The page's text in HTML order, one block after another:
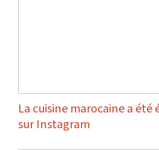
La cuisine marocaine a été
sur Instagram